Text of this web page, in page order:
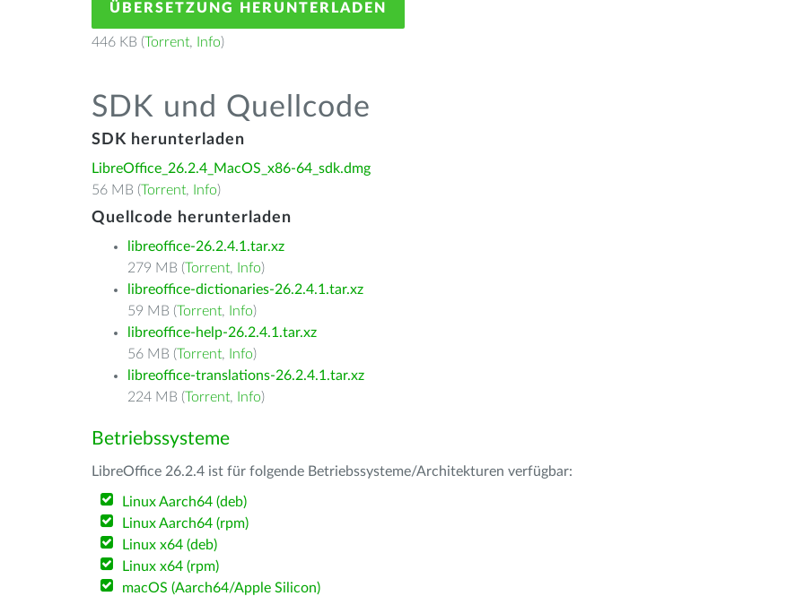
ÜBERSETZUNG HERUNTERLADEN
446 KB (Torrent, Info)
SDK und Quellcode
SDK herunterladen
LibreOffice_26.2.4_MacOS_x86-64_sdk.dmg
56 MB (Torrent, Info)
Quellcode herunterladen
libreoffice-26.2.4.1.tar.xz
279 MB (Torrent, Info)
libreoffice-dictionaries-26.2.4.1.tar.xz
59 MB (Torrent, Info)
libreoffice-help-26.2.4.1.tar.xz
56 MB (Torrent, Info)
libreoffice-translations-26.2.4.1.tar.xz
224 MB (Torrent, Info)
Betriebssysteme
LibreOffice 26.2.4 ist für folgende Betriebssysteme/Architekturen verfügbar:
Linux Aarch64 (deb)
Linux Aarch64 (rpm)
Linux x64 (deb)
Linux x64 (rpm)
macOS (Aarch64/Apple Silicon)